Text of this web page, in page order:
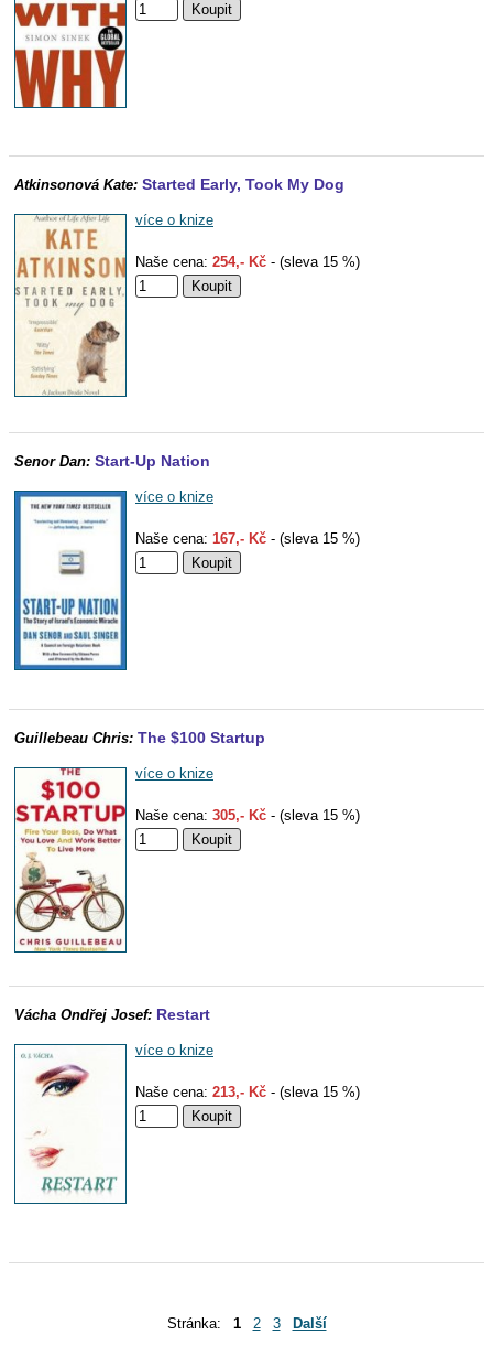
Atkinsonová Kate: Started Early, Took My Dog
více o knize
Naše cena: 254,- Kč - (sleva 15 %)
Senor Dan: Start-Up Nation
více o knize
Naše cena: 167,- Kč - (sleva 15 %)
Guillebeau Chris: The $100 Startup
více o knize
Naše cena: 305,- Kč - (sleva 15 %)
Vácha Ondřej Josef: Restart
více o knize
Naše cena: 213,- Kč - (sleva 15 %)
Stránka: 1 2 3 Další